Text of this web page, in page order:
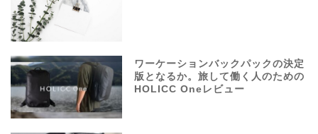
ワーケーションバックパックの決定
版となるか。旅して働く人のための
HOLICC Oneレビュー